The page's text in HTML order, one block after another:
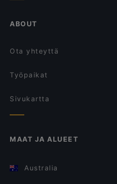
ABOUT
Ota yhteyttä
Työpaikat
Sivukartta
MAAT JA ALUEET
Australia